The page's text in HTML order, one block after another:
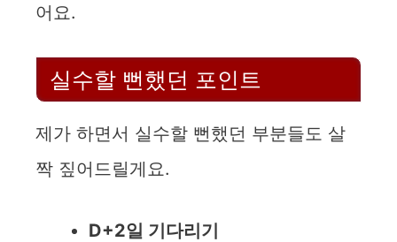
어요.
실수할 뻔했던 포인트
제가 하면서 실수할 뻔했던 부분들도 살
짝 짚어드릴게요.
D+2일 기다리기